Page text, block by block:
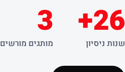
26+
שנות ניסיון
3
מותגים מורשים